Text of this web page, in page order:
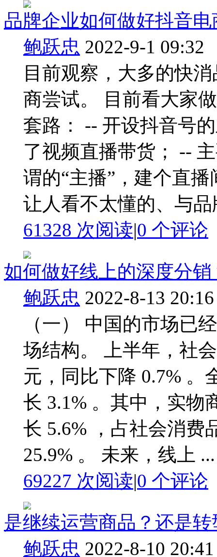
品牌企业如何做好抖音电
鲍跃忠 2022-9-1 09:32
目前观察，大多的快
商尝试。 目前看大家
套路： -- 开设抖音号
了视频直播带货； --
谓的“主播”，建个直
让人看不太懂的、与
61328 次阅读|0 个评论
如何做好线上的深度分销
鲍跃忠 2022-8-13 20:16
（一） 中国的市场已
场结构。 上半年，社
元，同比下降 0.7% 。
长 3.1% 。其中，实物
长 5.6% ，占社会消费
25.9% 。 未来，线上 ...
69227 次阅读|0 个评论
是继续运营商品？还是
鲍跃忠 2022-8-10 20:41